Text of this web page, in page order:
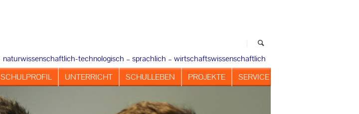
naturwissenschaftlich-technologisch – sprachlich – wirtschaftswissenschaftlich
SCHULPROFIL UNTERRICHT SCHULLEBEN PROJEKTE SERVICE